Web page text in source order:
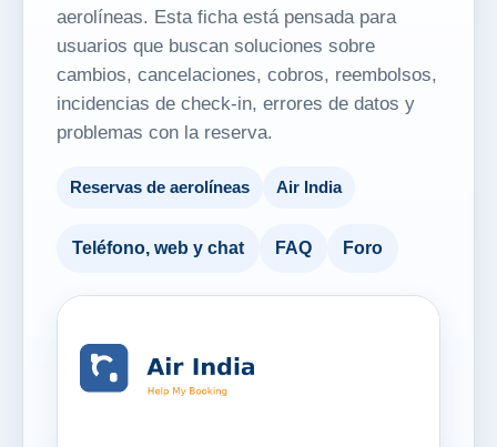
aerolíneas. Esta ficha está pensada para
usuarios que buscan soluciones sobre
cambios, cancelaciones, cobros, reembolsos,
incidencias de check-in, errores de datos y
problemas con la reserva.
Reservas de aerolíneas Air India
Teléfono, web y chat FAQ Foro